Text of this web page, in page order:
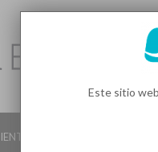
DENTALES EN
Este sitio